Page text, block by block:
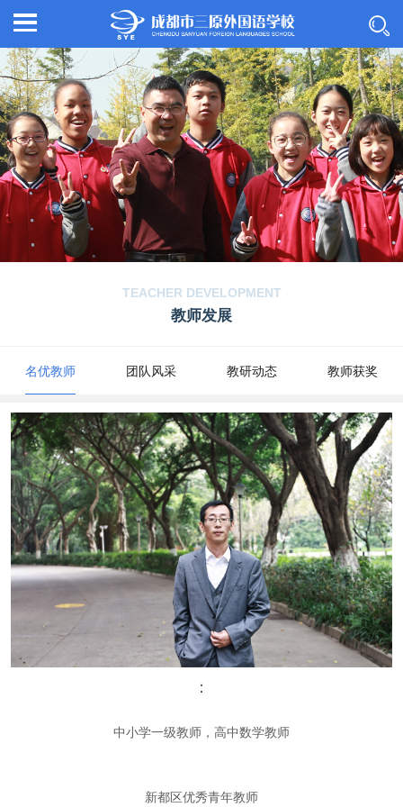
TEACHER DEVELOPMENT
教师发展
名优教师 团队风采 教研动态 教师获奖
：
中小学一级教师，高中数学教师
新都区优秀青年教师